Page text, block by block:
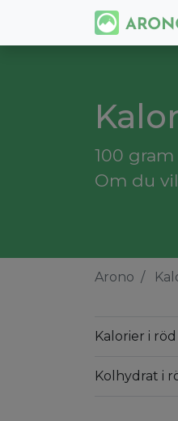
100
Om du
Arono
Kalorier i
Kolhydrat i